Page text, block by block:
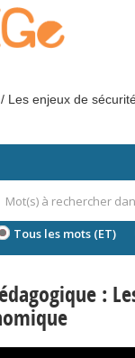
Les enjeux de
Tous les mots (ET)
: